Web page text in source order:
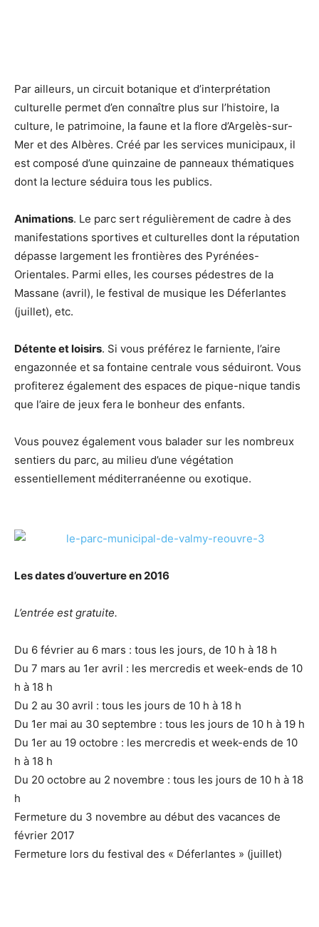
Par ailleurs, un circuit botanique et d’interprétation
culturelle permet d’en connaître plus sur l’histoire, la
culture, le patrimoine, la faune et la flore d’Argelès-sur-
Mer et des Albères. Créé par les services municipaux, il
est composé d’une quinzaine de panneaux thématiques
dont la lecture séduira tous les publics.
Animations. Le parc sert régulièrement de cadre à des
manifestations sportives et culturelles dont la réputation
dépasse largement les frontières des Pyrénées-
Orientales. Parmi elles, les courses pédestres de la
Massane (avril), le festival de musique les Déferlantes
(juillet), etc.
Détente et loisirs. Si vous préférez le farniente, l’aire
engazonnée et sa fontaine centrale vous séduiront. Vous
profiterez également des espaces de pique-nique tandis
que l’aire de jeux fera le bonheur des enfants.
Vous pouvez également vous balader sur les nombreux
sentiers du parc, au milieu d’une végétation
essentiellement méditerranéenne ou exotique.
Les dates d’ouverture en 2016
L’entrée est gratuite.
Du 6 février au 6 mars : tous les jours, de 10 h à 18 h
Du 7 mars au 1er avril : les mercredis et week-ends de 10
h à 18 h
Du 2 au 30 avril : tous les jours de 10 h à 18 h
Du 1er mai au 30 septembre : tous les jours de 10 h à 19 h
Du 1er au 19 octobre : les mercredis et week-ends de 10
h à 18 h
Du 20 octobre au 2 novembre : tous les jours de 10 h à 18
h
Fermeture du 3 novembre au début des vacances de
février 2017
Fermeture lors du festival des « Déferlantes » (juillet)